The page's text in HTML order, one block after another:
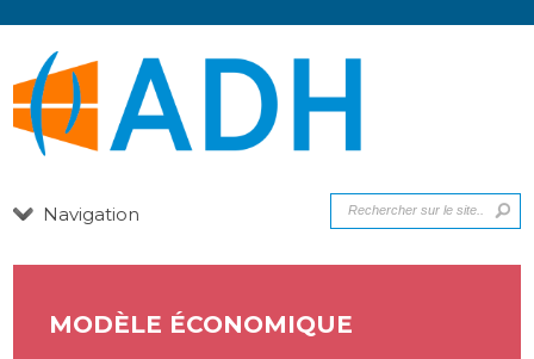
Navigation
MODÈLE ÉCONOMIQUE